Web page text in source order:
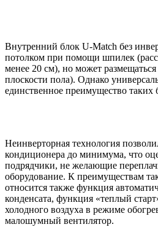
Внутренний блок U-Match без
потолком при помощи шпилек
менее 20 см), но может
плоскости пола). Однако
единственное преимущество таких
Неинверторная технология
кондиционера до минимума, что
подрядчики, не желающие
оборудование. К преимуществам
относится также функция
конденсата, функция «теплый
холодного воздуха в режиме
малошумный вентилятор.